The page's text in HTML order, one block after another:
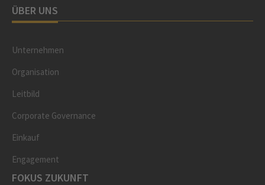
ÜBER UNS
Unternehmen
Organisation
Leitbild
Corporate Governance
Einkauf
Engagement
FOKUS ZUKUNFT